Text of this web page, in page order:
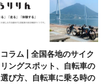
コラム | 全国各地のサイク
リングスポット、自転車の
選び方、自転車に乗る時の